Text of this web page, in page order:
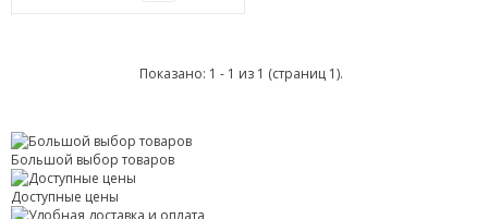
Показано: 1 - 1 из 1 (страниц 1).
Большой выбор товаров
Доступные цены